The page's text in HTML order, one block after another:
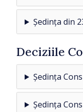
Ședința din
Deciziile
Ședința
Ședința